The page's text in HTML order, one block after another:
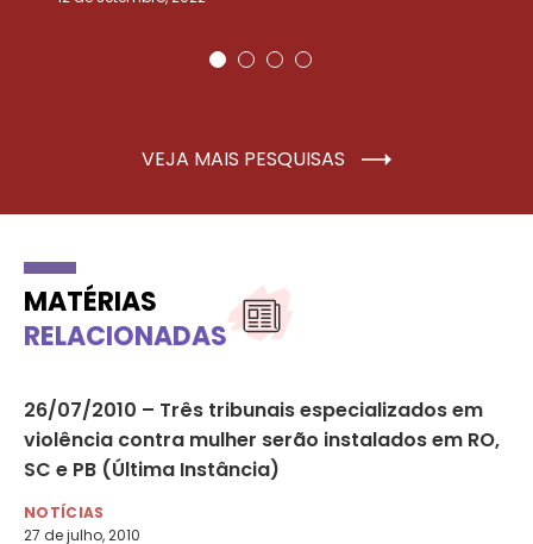
VEJA MAIS PESQUISAS
MATÉRIAS
RELACIONADAS
26/07/2010 – Três tribunais especializados em
violência contra mulher serão instalados em RO,
SC e PB (Última Instância)
NOTÍCIAS
27 de julho, 2010